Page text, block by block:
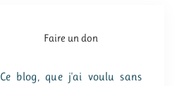
Faire un don
Ce blog, que j'ai voulu sans